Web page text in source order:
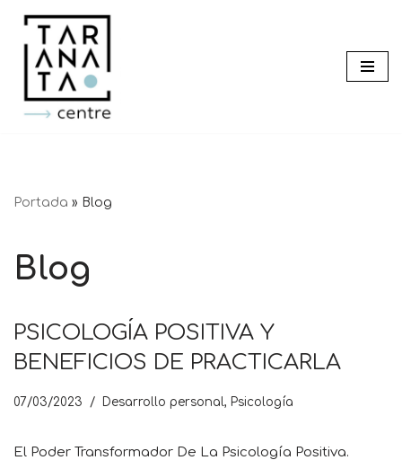
Saltar
contenido
Portada » Blog
Blog
PSICOLOGÍA POSITIVA Y
BENEFICIOS DE PRACTICARLA
07/03/2023 Desarrollo personal, Psicología
El Poder Transformador De La Psicología Positiva.